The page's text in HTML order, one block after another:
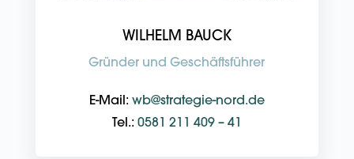
WILHELM BAUCK
Gründer und Geschäftsführer
E-Mail: wb@strategie-nord.de
Tel.: 0581 211 409 – 41